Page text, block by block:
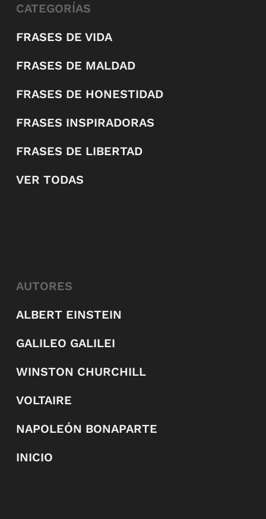
CATEGORÍAS
FRASES DE VIDA
FRASES DE MALDAD
FRASES DE HONESTIDAD
FRASES INSPIRADORAS
FRASES DE LIBERTAD
VER TODAS
AUTORES
ALBERT EINSTEIN
GALILEO GALILEI
WINSTON CHURCHILL
VOLTAIRE
NAPOLEÓN BONAPARTE
INICIO